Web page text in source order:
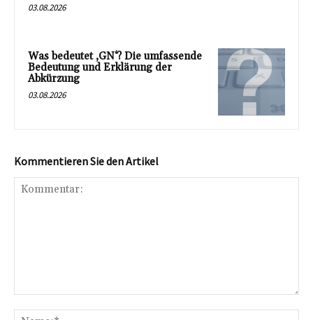
03.08.2026
Was bedeutet ‚GN‘? Die umfassende
Bedeutung und Erklärung der
Abkürzung
03.08.2026
Kommentieren Sie den Artikel